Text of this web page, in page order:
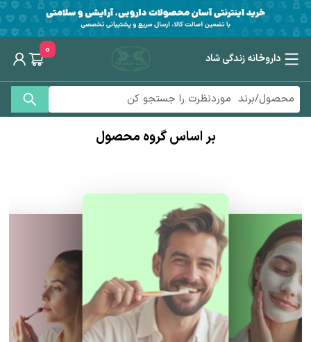
داروخانه زندگی شاد
0
بر اساس گروه محصول